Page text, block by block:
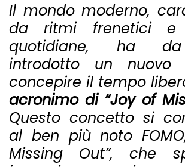
Il mondo moderno,
da ritmi frenetici e
quotidiane, ha
introdotto un
concepire il tempo
acronimo di “Joy of
Questo concetto si
al ben più noto
Missing Out”, che